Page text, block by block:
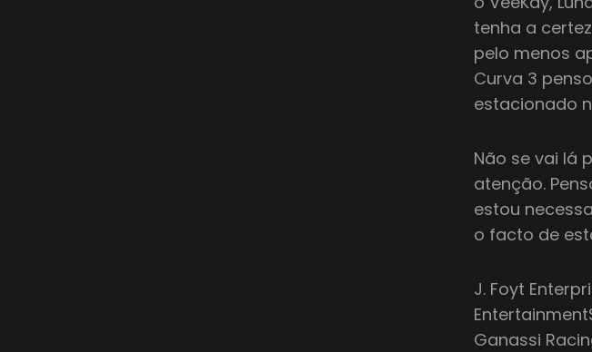
tenha a
pelo menos
Curva 3
estacionado
Não se vai lá
atenção.
estou
o facto de
J. Foyt
Ganassi